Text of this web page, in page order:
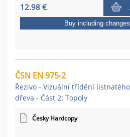
12.98 €
Buy including changes
ČSN EN 975-2
Řezivo - Vizuální třídění listnatého
dřeva - Část 2: Topoly
Česky Hardcopy